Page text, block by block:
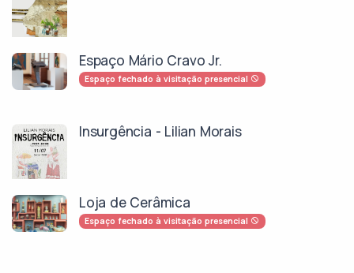
Espaço Mário Cravo Jr.
Espaço fechado à visitação presencial
Insurgência - Lilian Morais
Loja de Cerâmica
Espaço fechado à visitação presencial